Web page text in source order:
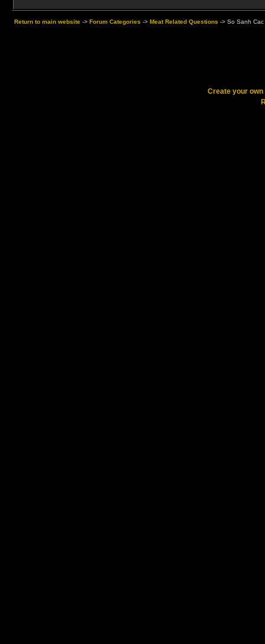
Return to main website -> Forum Categories -> Meat Related Questions -> So Sanh Cac
Create your own